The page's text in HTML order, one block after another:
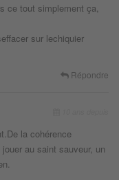
ce tout simplement ça,
sur lechiquier
Répondre
la cohérence
au saint sauveur, un